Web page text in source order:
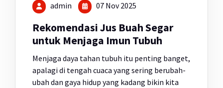
admin 07 Nov 2025
Rekomendasi Jus Buah Segar
untuk Menjaga Imun Tubuh
Menjaga daya tahan tubuh itu penting banget,
apalagi di tengah cuaca yang sering berubah-
ubah dan gaya hidup yang kadang bikin kita